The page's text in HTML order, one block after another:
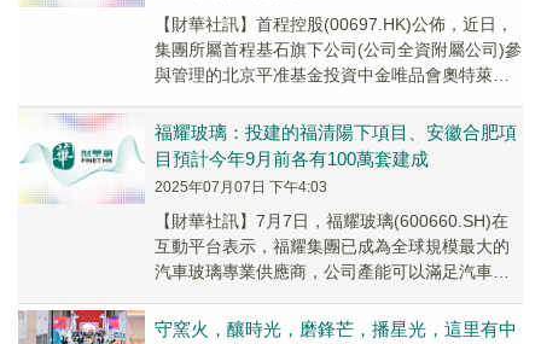
【財華社訊】首程控股(00697.HK)公佈，近日，
集團所屬首程基石旗下公司(公司全資附屬公司)參
與管理的北京平准基金投資中金唯品會奧特萊斯
福耀玻璃：投建的福清陽下項目、安徽合肥項
目預計今年9月前各有100萬套建成
2025年07月07日 下午4:03
【財華社訊】7月7日，福耀玻璃(600660.SH)在
互動平台表示，福耀集團已成為全球規模最大的
汽車玻璃專業供應商，公司產能可以滿足汽車廠
守窯火，釀時光，磨鋒芒，播星光，這里有中